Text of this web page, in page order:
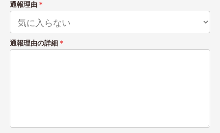
通報理由 ＊
通報理由の詳細 ＊